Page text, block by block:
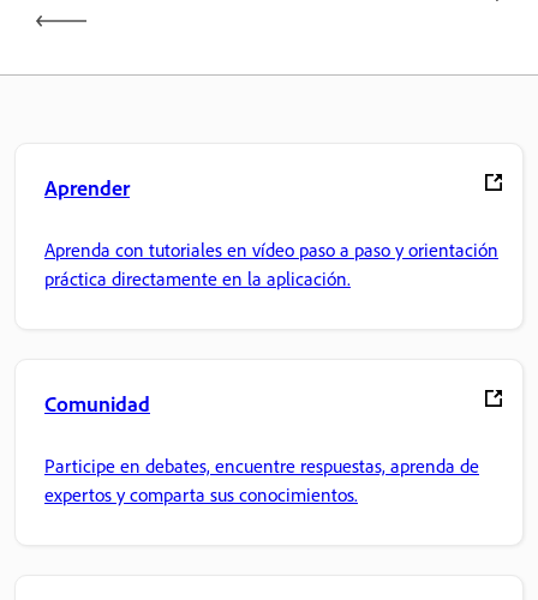
Aprender
Aprenda con tutoriales en vídeo paso a paso y orientación
práctica directamente en la aplicación.
Comunidad
Participe en debates, encuentre respuestas, aprenda de
expertos y comparta sus conocimientos.